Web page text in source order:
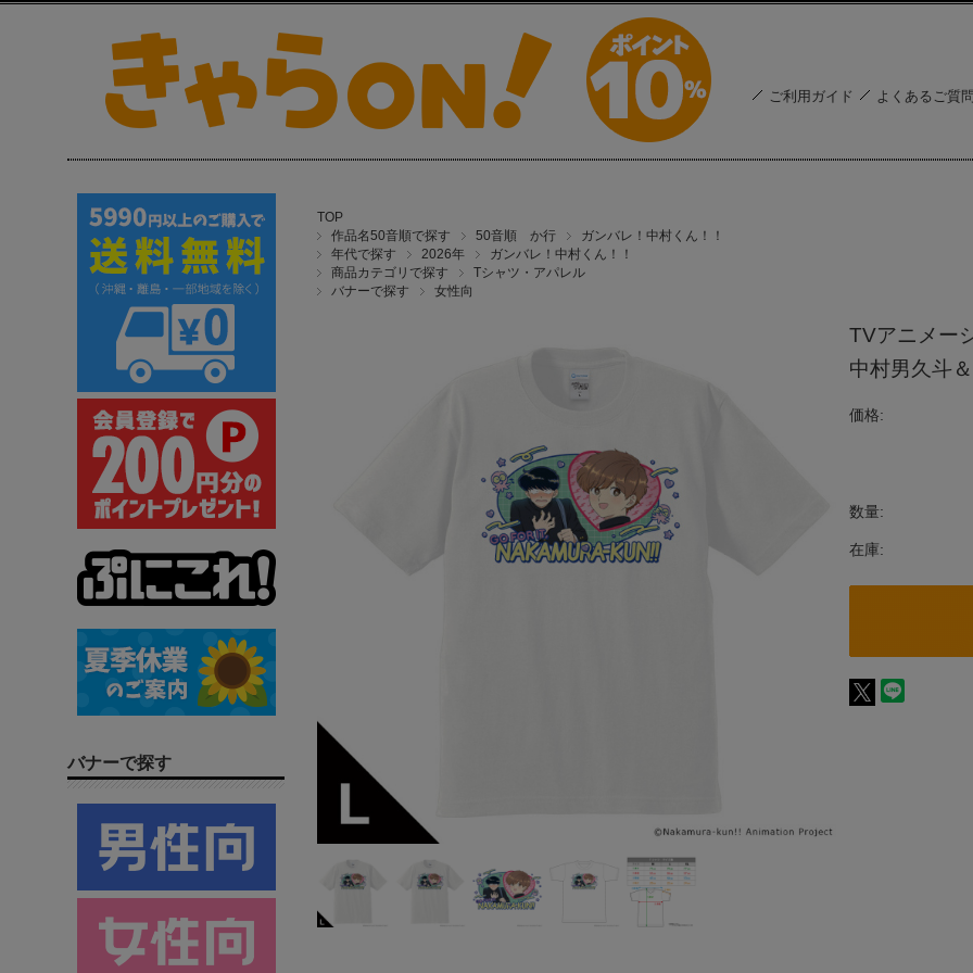
ご利用ガイド よくあるご質
TOP
作品名50音順で探す
50音順 か行
ガンバレ！中村くん！！
年代で探す
2026年
ガンバレ！中村くん！！
商品カテゴリで探す
Tシャツ・アパレル
バナーで探す
女性向
TVアニメー
中村男久斗
価格:
数量:
在庫:
バナーで探す